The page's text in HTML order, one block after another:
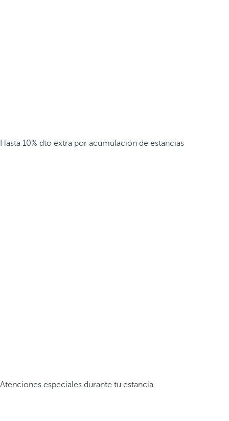
Hasta 10% dto extra por acumulación de estancias
Atenciones especiales durante tu estancia